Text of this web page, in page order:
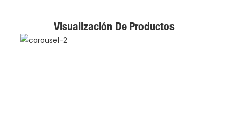
Visualización De Productos